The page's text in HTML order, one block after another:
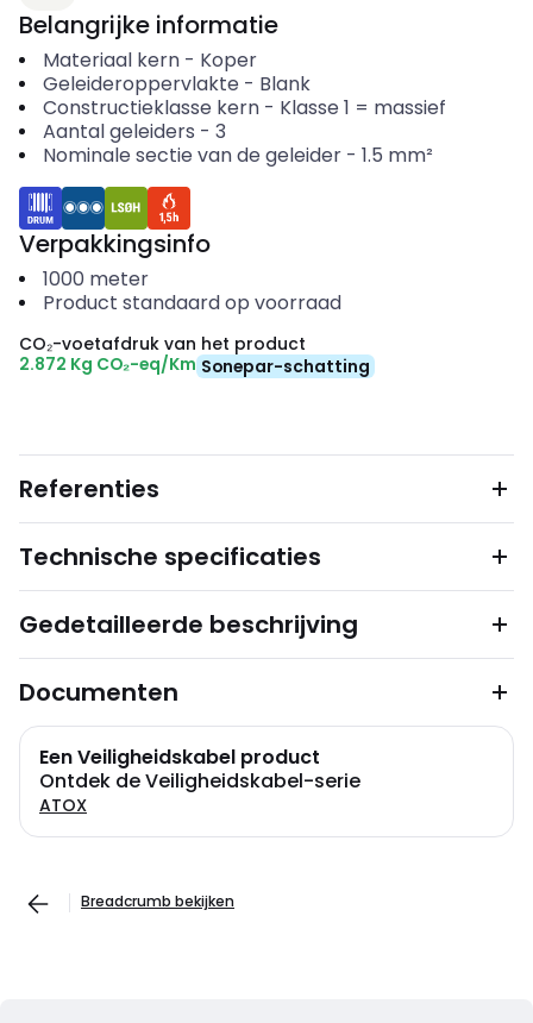
Belangrijke informatie
Materiaal kern- Koper
Geleideroppervlakte - Blank
Constructieklasse kern- Klasse 1 = massief
Aantal geleiders - 3
Nominale sectie van de geleider- 1.5 mm²
Verpakkingsinfo
1000 meter
Product standaard op voorraad
CO₂-voetafdruk van het product
2.872 Kg CO₂-eq/Km Sonepar-schatting
Referenties
Technische specificaties
Gedetailleerde beschrijving
Documenten
Een Veiligheidskabel product
Ontdek de Veiligheidskabel-serie
ATOX
Breadcrumb bekijken